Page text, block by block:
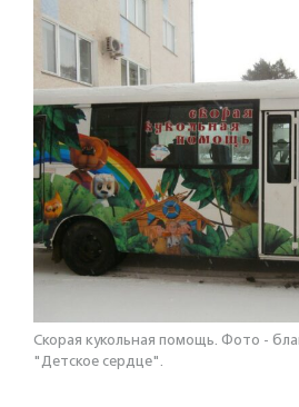
Скорая кукольная помощь. Фото -
"Детское сердце".